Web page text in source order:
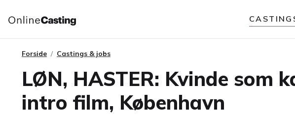
Forside Castings & jobs
LØN, HASTER: Kvinde
intro film, København